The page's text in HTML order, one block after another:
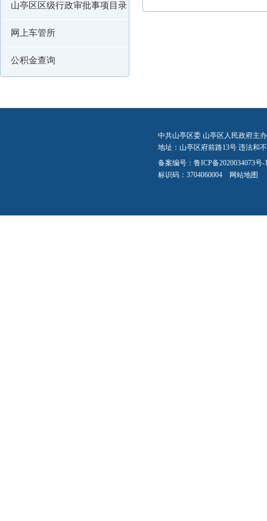
山亭区区级行政审批事项目录
网上车管所
公积金查询
中共山亭区委 山亭区人民政府主
地址：山亭区府前路13号 违法和
备案编号： 鲁ICP备2020034073号-
标识码：3704060004 网站地图